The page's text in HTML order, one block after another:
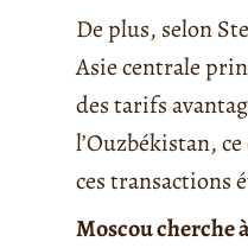
De plus, selon
Asie centrale
des tarifs
l’Ouzbékistan,
ces transactions
Moscou cherche